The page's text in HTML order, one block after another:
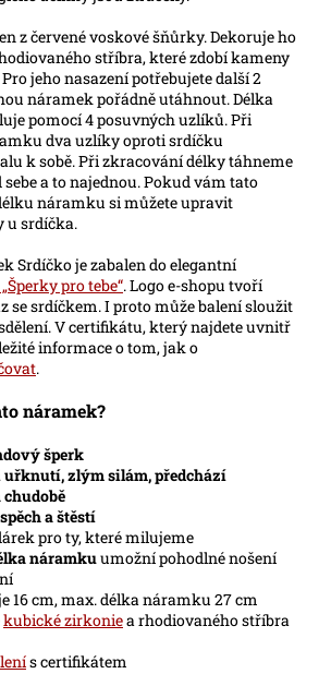
z červené voskové šňůrky. Dekoruje ho
stříbra, které zdobí kameny
Pro jeho nasazení potřebujete další 2
náramek pořádně utáhnout. Délka
pomocí 4 posuvných uzlíků. Při
dva uzlíky oproti srdíčku
k sobě. Při zkracování délky táhneme
a to najednou. Pokud vám tato
náramku si můžete upravit
u srdíčka.
Srdíčko je zabalen do elegantní
pro tebe“. Logo e-shopu tvoří
se srdíčkem. I proto může balení sloužit
V certifikátu, který najdete uvnitř
informace o tom, jak o
.
náramek?
šperk
zlým silám, předchází
chudobě
a štěstí
pro ty, které milujeme
náramkuumožní pohodlné nošení
16 cm, max. délka náramku 27 cm
kubické zirkoniea rhodiovaného stříbra
s certifikátem